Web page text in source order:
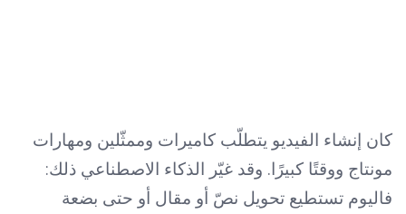
كان إنشاء الفيديو يتطلّب كاميرات وممثّلين ومهارات
مونتاج ووقتًا كبيرًا. وقد غيّر الذكاء الاصطناعي ذلك:
فاليوم تستطيع تحويل نصّ أو مقال أو حتى بضعة